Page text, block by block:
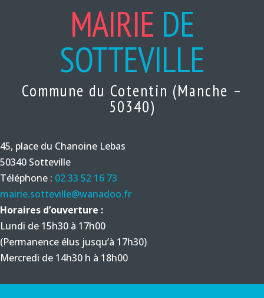
MAIRIE DE
SOTTEVILLE
Commune du Cotentin (Manche –
50340)
45, place du Chanoine Lebas
50340 Sotteville
Téléphone : 02 33 52 16 73
mairie.sotteville@wanadoo.fr
Horaires d’ouverture :
Lundi de 15h30 à 17h00
(Permanence élus jusqu’à 17h30)
Mercredi de 14h30 h à 18h00